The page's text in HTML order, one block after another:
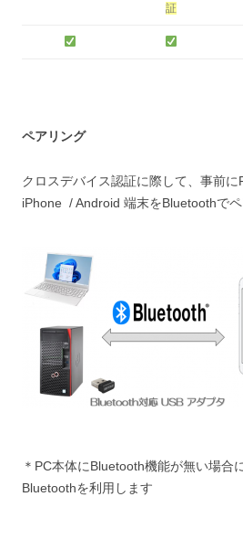
証
ペアリング
クロスデバイス認証に際して、事前
iPhone / Android 端末をBluetoothで
＊PC本体にBluetooth機能が無い場合
Bluetoothを利用します